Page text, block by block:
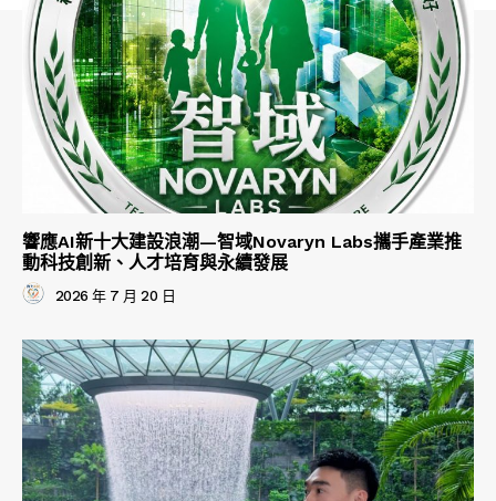
響應AI新十大建設浪潮—智域Novaryn Labs攜手產業推
動科技創新、人才培育與永續發展
2026 年 7 月 20 日